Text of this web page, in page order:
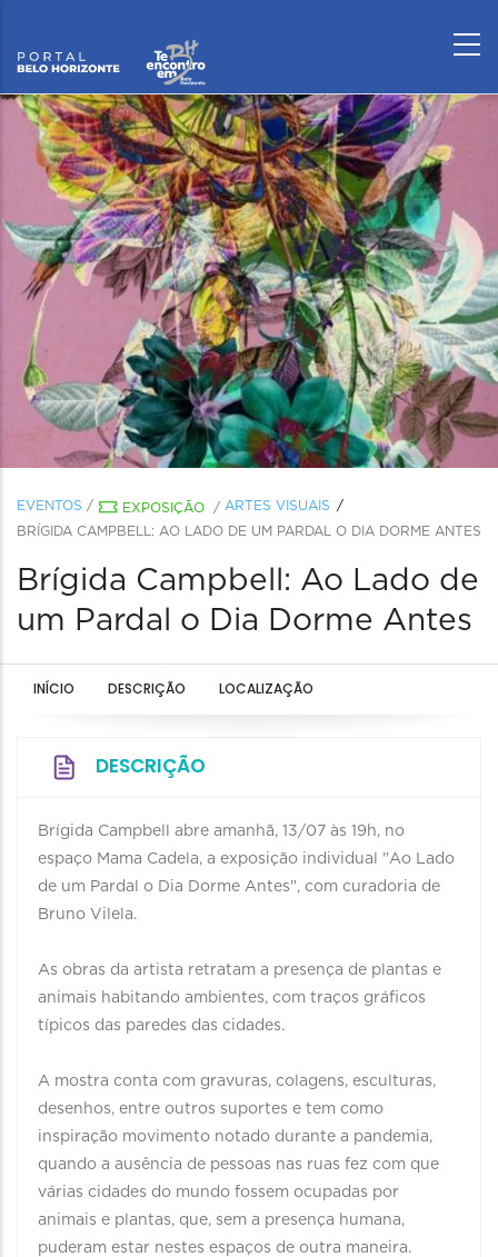
EVENTOS / EXPOSIÇÃO / ARTES VISUAIS
BRÍGIDA CAMPBELL: AO LADO DE UM PARDAL O DIA DORME ANTES
Brígida Campbell: Ao Lado de
um Pardal o Dia Dorme Antes
INÍCIO DESCRIÇÃO LOCALIZAÇÃO
DESCRIÇÃO
Brígida Campbell abre amanhã, 13/07 às 19h, no
espaço Mama Cadela, a exposição individual "Ao Lado
de um Pardal o Dia Dorme Antes", com curadoria de
Bruno Vilela.
As obras da artista retratam a presença de plantas e
animais habitando ambientes, com traços gráficos
típicos das paredes das cidades.
A mostra conta com gravuras, colagens, esculturas,
desenhos, entre outros suportes e tem como
inspiração movimento notado durante a pandemia,
quando a ausência de pessoas nas ruas fez com que
várias cidades do mundo fossem ocupadas por
animais e plantas, que, sem a presença humana,
puderam estar nestes espaços de outra maneira.